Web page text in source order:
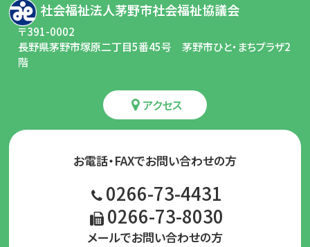
社会福祉法人茅野市社会福祉協議会
〒391-0002
長野県茅野市塚原二丁目5番45号 茅野市ひと・まちプラザ2
階
アクセス
お電話・FAXでお問い合わせの方
0266-73-4431
0266-73-8030
メールでお問い合わせの方